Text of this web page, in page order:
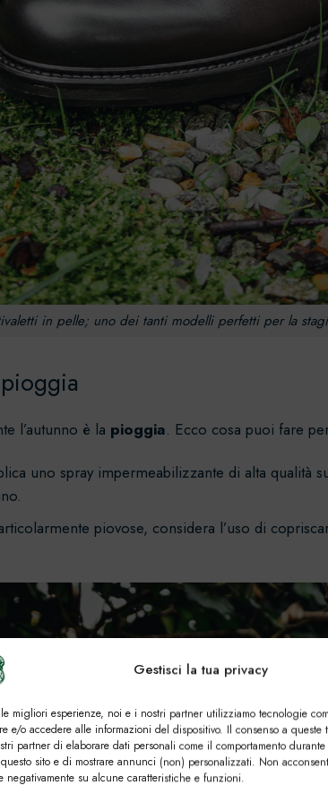
Gestisci la tua privacy
migliori esperienze, noi e i nostri partner utilizziamo tecnologie
e/o accedere alle informazioni del dispositivo. Il consenso a queste
partner di elaborare dati personali come il comportamento
sito e di mostrare annunci (non) personalizzati. Non
negativamente su alcune caratteristiche e funzioni.
in pelle; uno dei tanti modelli perfetti per la
l’autunno è la pioggia. Ecco cosa puoi fare
uno spray impermeabilizzante di alta qualità
piovose, considera l’uso di